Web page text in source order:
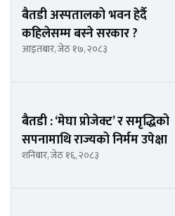
बैतडी अस्पतालको भवन हेर्दै
कहिलेसम्म बस्ने सरकार ?
आइतबार, जेठ १७, २०८३
बैतडी : ‘मेघा प्रोजेक्ट’ र समृद्धिको
सपनामाथि राज्यको निर्मम उपेक्षा
शनिबार, जेठ १६, २०८३